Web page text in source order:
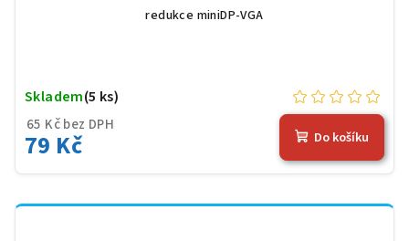
redukce miniDP-VGA
65 Kč bez DPH
79 Kč
Skladem(5 ks)
Do košíku